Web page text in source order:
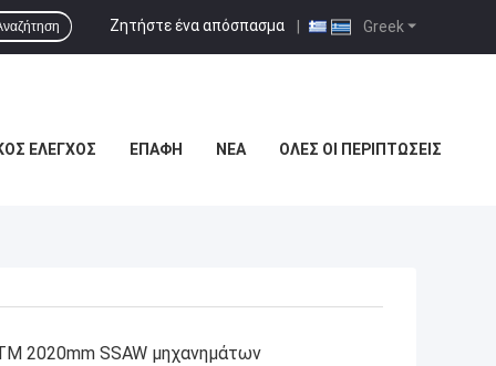
Greek
Ζητήστε ένα απόσπασμα |
ΈΛΕΓΧΟΣ ΕΠΑΦΉ ΝΈΑ ΌΛΕΣ ΟΙ ΠΕΡΙΠΤΏΣΕΙΣ
2020mm SSAW μηχανημάτων